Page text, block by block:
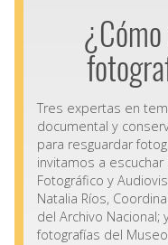
Tres expertas en
documental y
para resguardar
invitamos a escuchar
Fotográfico y
Natalia Ríos,
del Archivo Nacional;
fotografías del